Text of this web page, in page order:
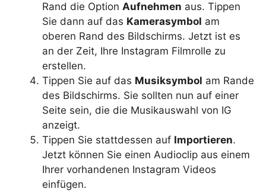
Rand die Option Aufnehmen aus. Tippen
Sie dann auf das Kamerasymbol am
oberen Rand des Bildschirms. Jetzt ist es
an der Zeit, Ihre Instagram Filmrolle zu
erstellen.
Tippen Sie auf das Musiksymbol am Rande
des Bildschirms. Sie sollten nun auf einer
Seite sein, die die Musikauswahl von IG
anzeigt.
Tippen Sie stattdessen auf Importieren.
Jetzt können Sie einen Audioclip aus einem
Ihrer vorhandenen Instagram Videos
einfügen.